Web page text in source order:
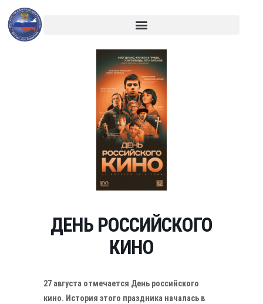
ДЕНЬ РОССИЙСКОГО
КИНО
27 августа отмечается День российского
кино. История этого праздника началась в